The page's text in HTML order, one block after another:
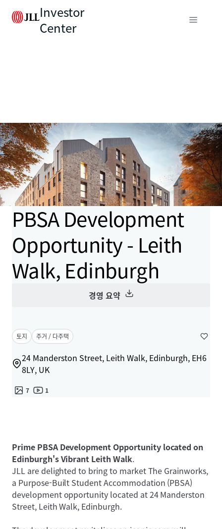
Investor
Center
PBSA Development
Opportunity - Leith
Walk, Edinburgh
경영 요약
토지 주거 / 다주택
24 Manderston Street, Leith Walk, Edinburgh, EH6
8LY, UK
7 1
Prime PBSA Development Opportunity located on
Edinburgh's Vibrant Leith Walk.
JLL are delighted to bring to market The Grainworks,
a Purpose-Built Student Accommodation (PBSA)
development opportunity located at 24 Manderston
Street, Leith Walk, Edinburgh.